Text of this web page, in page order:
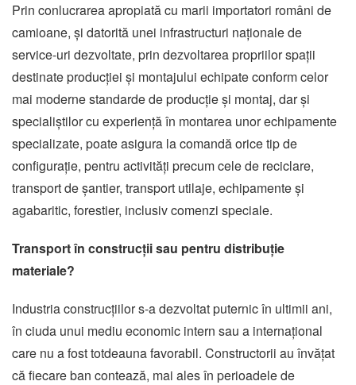
Prin conlucrarea apropiată cu marii importatori români de
camioane, și datorită unei infrastructuri naționale de
service-uri dezvoltate, prin dezvoltarea propriilor spaţii
destinate producției și montajului echipate conform celor
mai moderne standarde de producţie și montaj, dar și
specialiștilor cu experienţă în montarea unor echipamente
specializate, poate asigura la comandă orice tip de
configurație, pentru activități precum cele de reciclare,
transport de șantier, transport utilaje, echipamente și
agabaritic, forestier, inclusiv comenzi speciale.
Transport în construcții sau pentru distribuție
materiale?
Industria construcțiilor s-a dezvoltat puternic în ultimii ani,
în ciuda unui mediu economic intern sau a internațional
care nu a fost totdeauna favorabil. Constructorii au învățat
că fiecare ban contează, mai ales în perioadele de